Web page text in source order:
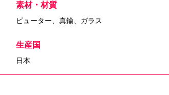
素材・材質
ピューター、真鍮、ガラス
生産国
日本